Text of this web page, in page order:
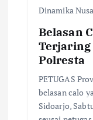
Dinamika
Belasan
Terjaring
Polresta
PETUGAS
belasan calo
Sidoarjo,